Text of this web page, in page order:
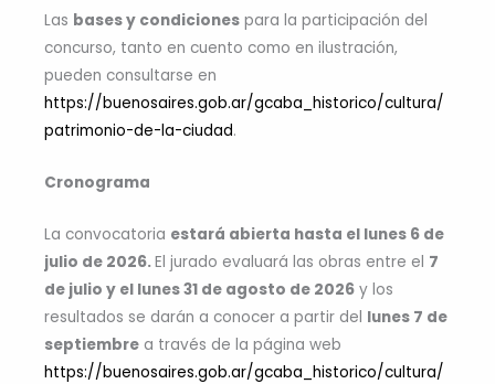
Las bases y condiciones para la participación del
concurso, tanto en cuento como en ilustración,
pueden consultarse en
https://buenosaires.gob.ar/gcaba_historico/cultura/
patrimonio-de-la-ciudad.
Cronograma
La convocatoria estará abierta hasta el lunes 6 de
julio de 2026.El jurado evaluará las obras entre el 7
de julio y el lunes 31 de agosto de 2026 y los
resultados se darán a conocer a partir del lunes 7 de
septiembre a través de la página web
https://buenosaires.gob.ar/gcaba_historico/cultura/